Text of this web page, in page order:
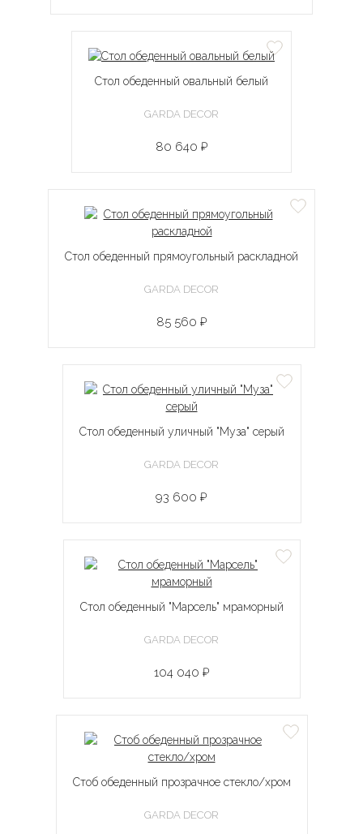
Стол обеденный овальный белый
GARDA DECOR
80 640 ₽
Стол обеденный прямоугольный раскладной
GARDA DECOR
85 560 ₽
Стол обеденный уличный "Муза" серый
GARDA DECOR
93 600 ₽
Стол обеденный "Марсель" мраморный
GARDA DECOR
104 040 ₽
Стоб обеденный прозрачное стекло/хром
GARDA DECOR